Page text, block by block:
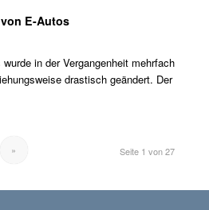
E-Autos
in der Vergangenheit mehrfach
drastisch geändert. Der
Seite 1 von 27
»